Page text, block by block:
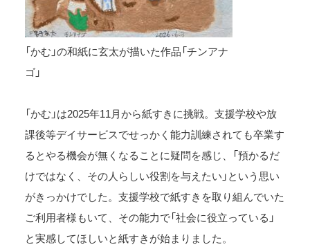
「かむ」の和紙に玄太が描いた作品「チンアナ
ゴ」
「かむ」は2025年11月から紙すきに挑戦。支援学校や放
課後等デイサービスでせっかく能力訓練されても卒業す
るとやる機会が無くなることに疑問を感じ、「預かるだ
けではなく、その人らしい役割を与えたい」という思い
がきっかけでした。支援学校で紙すきを取り組んでいた
ご利用者様もいて、その能力で「社会に役立っている」
と実感してほしいと紙すきが始まりました。